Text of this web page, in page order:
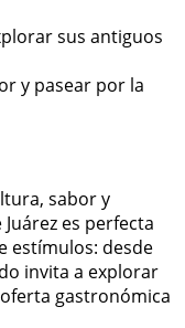
sus antiguos
y pasear por la
sabor y
es perfecta
estímulos: desde
invita a explorar
gastronómica